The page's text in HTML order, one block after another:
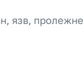
язв,